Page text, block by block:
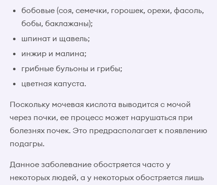
бобовые (соя, семечки, горошек, орехи, фасоль,
бобы, баклажаны);
шпинат и щавель;
инжир и малина;
грибные бульоны и грибы;
цветная капуста.
Поскольку мочевая кислота выводится с мочой
через почки, ее процесс может нарушаться при
болезнях почек. Это предрасполагает к появлению
подагры.
Данное заболевание обостряется часто у
некоторых людей, а у некоторых обостряется лишь